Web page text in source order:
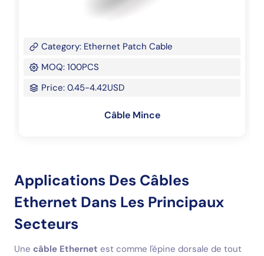
Category: Ethernet Patch Cable
MOQ: 100PCS
Price: 0.45-4.42USD
Câble Mince
Applications Des Câbles
Ethernet Dans Les Principaux
Secteurs
Une câble Ethernet est comme l'épine dorsale de tout